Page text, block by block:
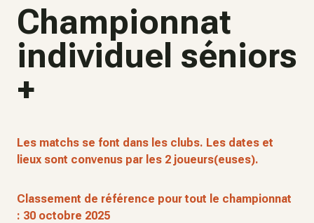
Championnat
individuel séniors
+
Les matchs se font dans les clubs. Les dates et
lieux sont convenus par les 2 joueurs(euses).
Classement de référence pour tout le championnat
: 30 octobre 2025